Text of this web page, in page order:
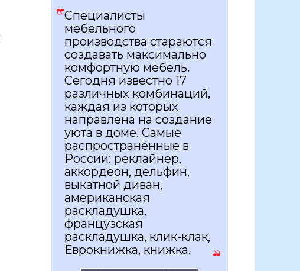
Специалисты
мебельного
производства стараются
создавать максимально
комфортную мебель.
Сегодня известно 17
различных комбинаций,
каждая из которых
направлена на создание
уюта в доме. Самые
распространённые в
России: реклайнер,
аккордеон, дельфин,
выкатной диван,
американская
раскладушка,
французская
раскладушка, клик-клак,
Еврокнижка, книжка.